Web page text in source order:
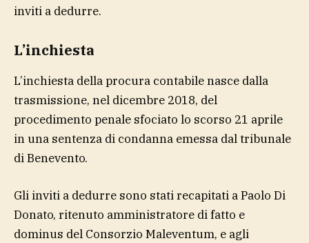
inviti a dedurre.
L’inchiesta
L’inchiesta della procura contabile nasce dalla
trasmissione, nel dicembre 2018, del
procedimento penale sfociato lo scorso 21 aprile
in una sentenza di condanna emessa dal tribunale
di Benevento.
Gli inviti a dedurre sono stati recapitati a Paolo Di
Donato, ritenuto amministratore di fatto e
dominus del Consorzio Maleventum, e agli